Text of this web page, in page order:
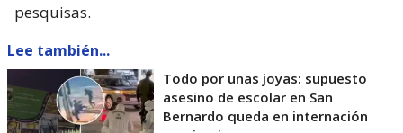
pesquisas.
Lee también...
Todo por unas joyas: supuesto
asesino de escolar en San
Bernardo queda en internación